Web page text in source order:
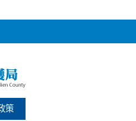
策